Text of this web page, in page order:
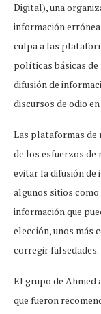
Digital), una
información
culpa a las
políticas básicas
difusión de
discursos de odio
Las plataformas de
de los esfuerzos de
evitar la difusión de
algunos sitios
información que
elección, unos más
corregir falsedades.
El grupo de Ahmed
que fueron